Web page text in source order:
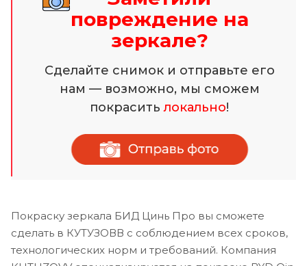
повреждение на
зеркале?
Сделайте снимок и отправьте его
нам — возможно, мы сможем
покраситьлокально!
Покраску зеркала БИД Цинь Про вы сможете
сделать в КУТУЗОВВ с соблюдением всех сроков,
технологических норм и требований. Компания